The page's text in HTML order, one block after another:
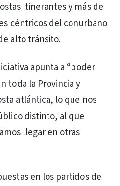
itinerantes y más de
céntricos del conurbano
alto tránsito.
apunta a “poder
toda la Provincia y
atlántica, lo que nos
distinto, al que
llegar en otras
en los partidos de